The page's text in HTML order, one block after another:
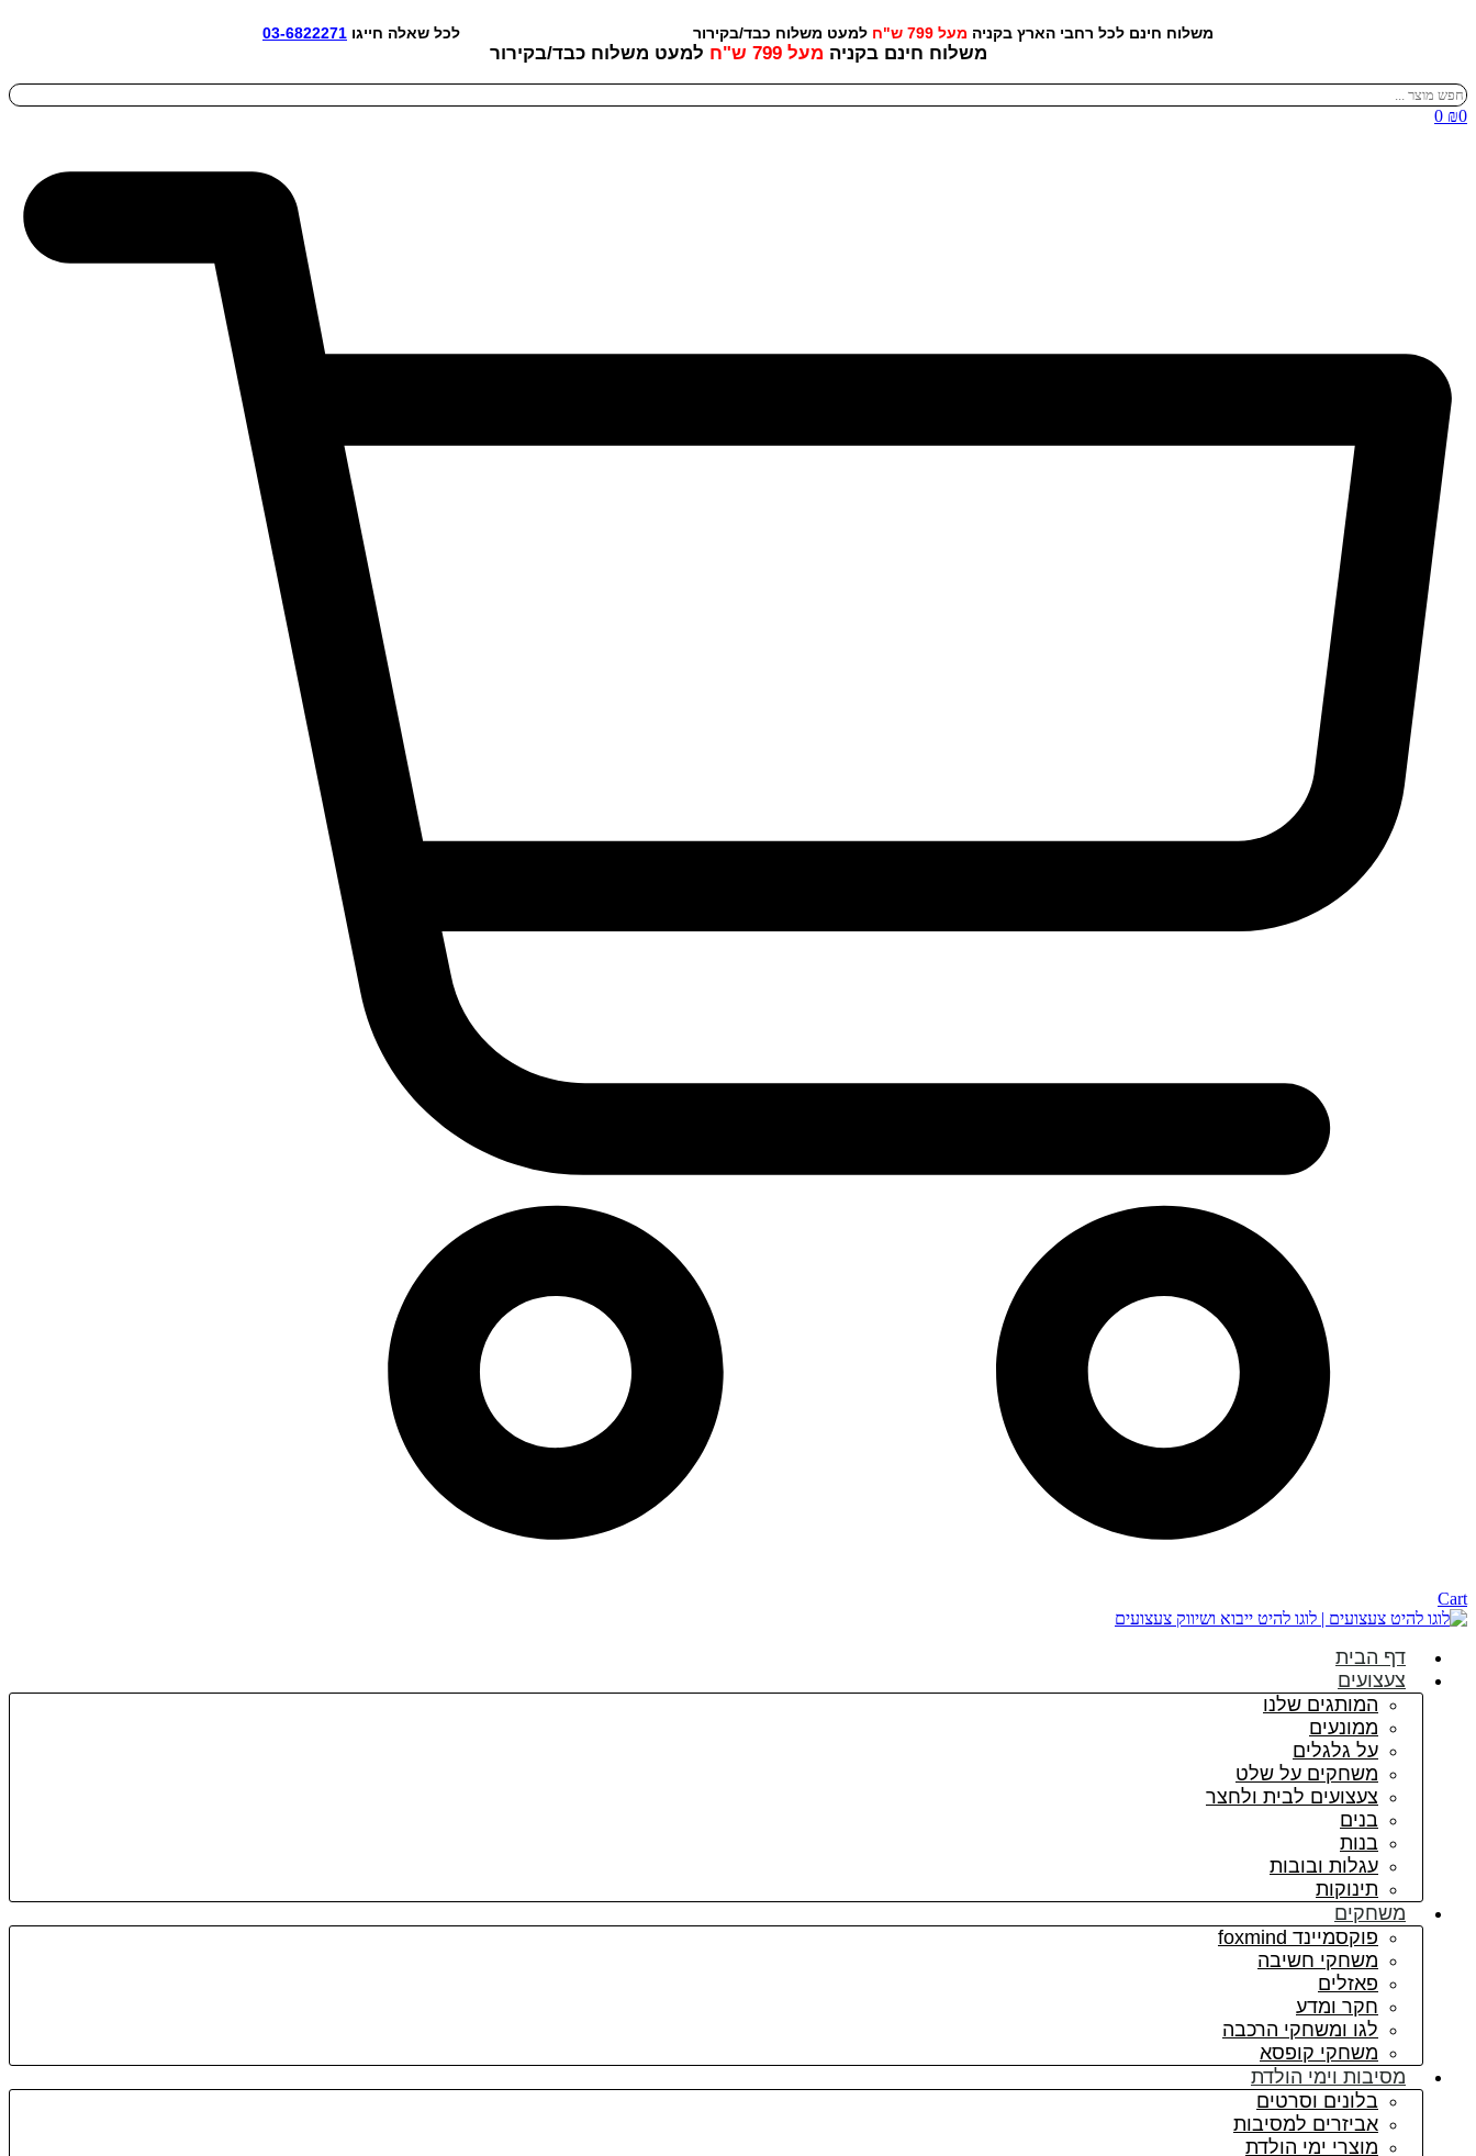
משלוח חינם לכל רחבי הארץ בקניה מעל 799 ש"ח למעט משלוח כבד/בקירור לכל שאלה חייגו 03-6822271
משלוח חינם בקניה מעל 799 ש"ח למעט משלוח כבד/בקירור
Search
...
₪0
0
Cart
דף הבית
צעצועים
המותגים שלנו
ממונעים
על גלגלים
משחקים על שלט
צעצועים לבית ולחצר
בנים
בנות
עגלות ובובות
תינוקות
משחקים
פוקסמיינד foxmind
משחקי חשיבה
פאזלים
חקר ומדע
לגו ומשחקי הרכבה
משחקי קופסא
מסיבות וימי הולדת
בלונים וסרטים
אביזרים למסיבות
מוצרי ימי הולדת